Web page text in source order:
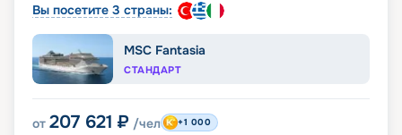
Вы посетите 3 страны:
MSC Fantasia
СТАНДАРТ
от 207 621 ₽ /чел +1 000